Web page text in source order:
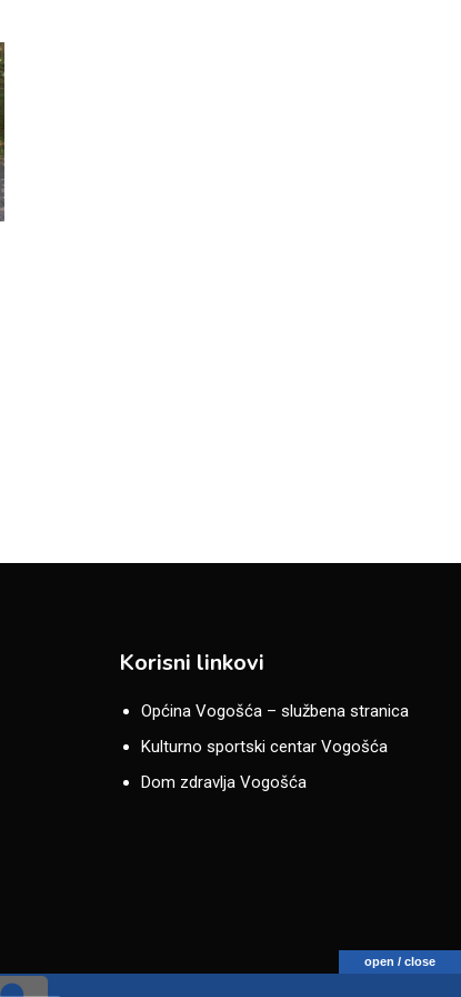
Korisni linkovi
Općina Vogošća – službena stranica
Kulturno sportski centar Vogošća
Dom zdravlja Vogošća
open / close